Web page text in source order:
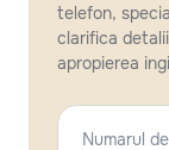
telefon,
clarifica
apropierea
Numarul